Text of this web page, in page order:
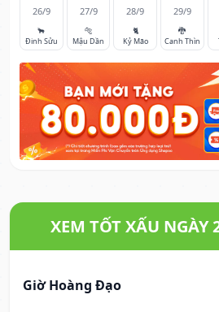
26/9
🐂
Đinh Sửu
27/9
🐅
Mậu Dần
28/9
🐈
Kỷ Mão
29/9
🐉
Canh Thìn
XEM TỐT XẤU NGÀY
Giờ Hoàng Đạo